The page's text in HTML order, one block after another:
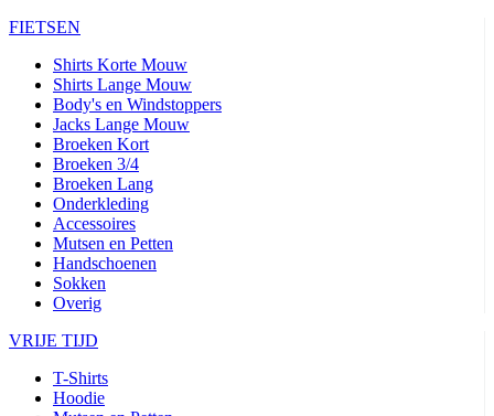
FIETSEN
Shirts Korte Mouw
Shirts Lange Mouw
Body's en Windstoppers
Jacks Lange Mouw
Broeken Kort
Broeken 3/4
Broeken Lang
Onderkleding
Accessoires
Mutsen en Petten
Handschoenen
Sokken
Overig
VRIJE TIJD
T-Shirts
Hoodie